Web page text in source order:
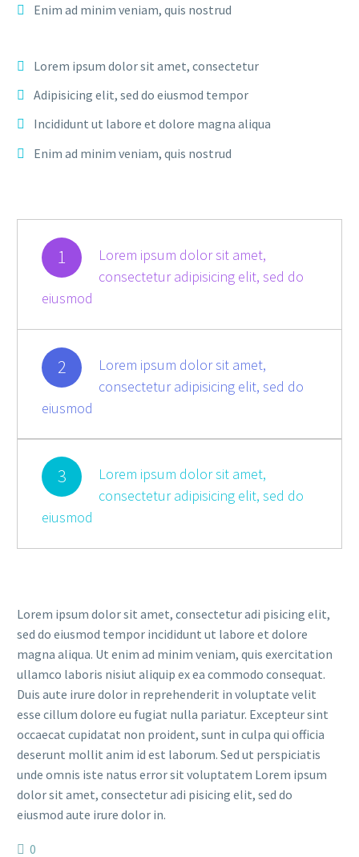
Enim ad minim veniam, quis nostrud
Lorem ipsum dolor sit amet, consectetur
Adipisicing elit, sed do eiusmod tempor
Incididunt ut labore et dolore magna aliqua
Enim ad minim veniam, quis nostrud
1
Lorem ipsum dolor sit amet,
consectetur adipisicing elit, sed do
eiusmod
2
Lorem ipsum dolor sit amet,
consectetur adipisicing elit, sed do
eiusmod
3
Lorem ipsum dolor sit amet,
consectetur adipisicing elit, sed do
eiusmod
Lorem ipsum dolor sit amet, consectetur adi pisicing elit,
sed do eiusmod tempor incididunt ut labore et dolore
magna aliqua. Ut enim ad minim veniam, quis exercitation
ullamco laboris nisiut aliquip ex ea commodo consequat.
Duis aute irure dolor in reprehenderit in voluptate velit
esse cillum dolore eu fugiat nulla pariatur. Excepteur sint
occaecat cupidatat non proident, sunt in culpa qui officia
deserunt mollit anim id est laborum. Sed ut perspiciatis
unde omnis iste natus error sit voluptatem Lorem ipsum
dolor sit amet, consectetur adi pisicing elit, sed do
eiusmod aute irure dolor in.
0